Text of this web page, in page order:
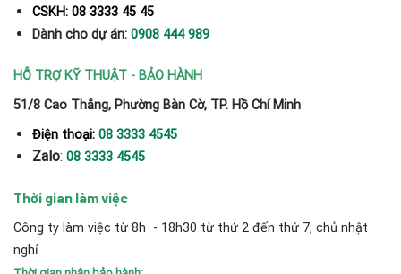
CSKH: 08 3333 45 45
Dành cho dự án: 0908 444 989
HỖ TRỢ KỸ THUẬT - BẢO HÀNH
51/8 Cao Thắng, Phường Bàn Cờ, TP. Hồ Chí Minh
Điện thoại: 08 3333 4545
Zalo: 08 3333 4545
Thời gian làm việc
Công ty làm việc từ 8h - 18h30 từ thứ 2 đến thứ 7, chủ nhật
nghỉ